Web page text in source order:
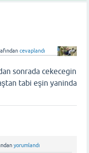
cevaplandı
sonrada cekecegin
tabi eşin yaninda
yorumlandı